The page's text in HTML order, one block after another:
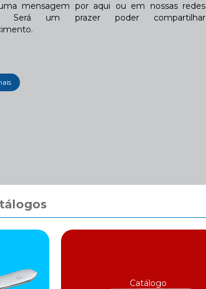
mensagem por aqui ou em nossas redes
Será um prazer poder compartilhar
Catálogo